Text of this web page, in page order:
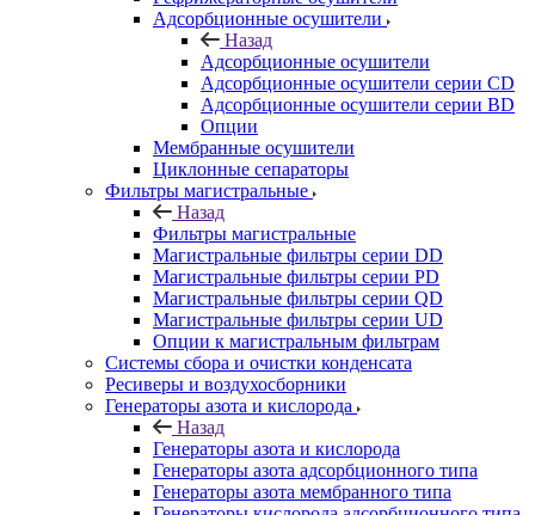
Адсорбционные осушители
Назад
Адсорбционные осушители
Адсорбционные осушители серии CD
Адсорбционные осушители серии BD
Опции
Мембранные осушители
Циклонные сепараторы
Фильтры магистральные
Назад
Фильтры магистральные
Магистральные фильтры серии DD
Магистральные фильтры серии PD
Магистральные фильтры серии QD
Магистральные фильтры серии UD
Опции к магистральным фильтрам
Системы сбора и очистки конденсата
Ресиверы и воздухосборники
Генераторы азота и кислорода
Назад
Генераторы азота и кислорода
Генераторы азота адсорбционного типа
Генераторы азота мембранного типа